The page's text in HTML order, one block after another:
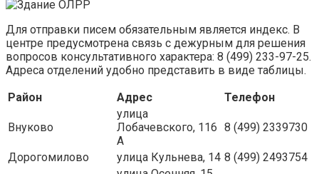
Для отправки писем обязательным является индекс. В
центре предусмотрена связь с дежурным для решения
вопросов консультативного характера: 8 (499) 233-97-25.
Адреса отделений удобно представить в виде таблицы.
Район
Адрес Телефон
Внуково
улица
Лобачевского, 116
А
8 (499) 2339730
Дорогомилово улица Кульнева, 14 8 (499) 2493754